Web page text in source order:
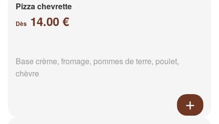
Pizza chevrette
Dès 14.00 €
Base crème, fromage, pommes de terre, poulet,
chèvre